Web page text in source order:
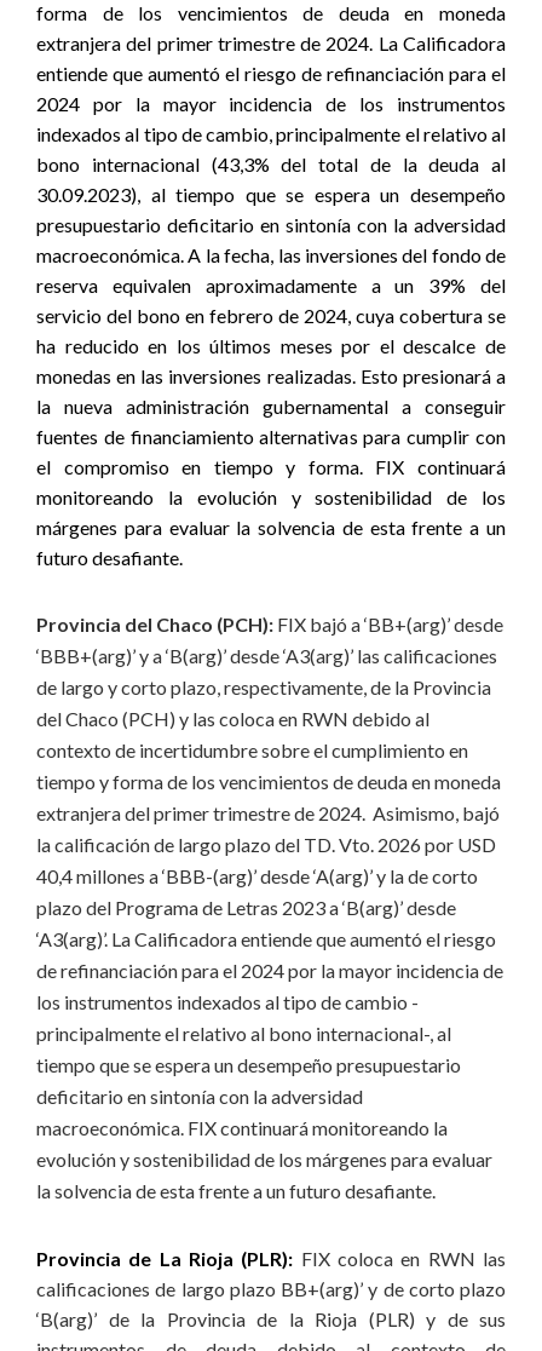
forma delos vencimientos de deuda en moneda
extranjera del primer trimestre de 2024. La Calificadora
entiende que aumentó el riesgo de refinanciación para el
2024 por la mayor incidencia de los instrumentos
indexados al tipo de cambio, principalmente el relativo al
bono internacional (43,3% del total de la deuda al
30.09.2023), al tiempo que se espera un desempeño
presupuestario deficitario en sintonía con la adversidad
macroeconómica. A la fecha, las inversiones del fondo de
reserva equivalen aproximadamente a un 39% del
servicio del bono en febrero de 2024, cuya cobertura se
ha reducido en los últimos meses por el descalce de
monedas en las inversiones realizadas. Esto presionará a
la nueva administración gubernamental a conseguir
fuentes de financiamiento alternativas para cumplir con
el compromiso en tiempo y forma. FIX continuará
monitoreando la evolución y sostenibilidad de los
márgenes para evaluar la solvencia de esta frente a un
futuro desafiante.
Provincia del Chaco (PCH): FIX bajó a ‘BB+(arg)’ desde
‘BBB+(arg)’ y a ‘B(arg)’ desde ‘A3(arg)’ las calificaciones
de largo y corto plazo, respectivamente, de la Provincia
del Chaco (PCH) y las coloca en RWN debido al
contexto de incertidumbre sobre el cumplimiento en
tiempo y forma de los vencimientos de deuda en moneda
extranjera del primer trimestre de 2024. Asimismo, bajó
la calificación de largo plazo del TD. Vto. 2026 por USD
40,4 millones a ‘BBB-(arg)’ desde ‘A(arg)’ y la de corto
plazo del Programa de Letras 2023 a ‘B(arg)’ desde
‘A3(arg)’. La Calificadora entiende que aumentó el riesgo
de refinanciación para el 2024 por la mayor incidencia de
los instrumentos indexados al tipo de cambio -
principalmente el relativo al bono internacional-, al
tiempo que se espera un desempeño presupuestario
deficitario en sintonía con la adversidad
macroeconómica. FIX continuará monitoreando la
evolución y sostenibilidad de los márgenes para evaluar
la solvencia de esta frente a un futuro desafiante.
Provincia de La Rioja (PLR): FIX coloca en RWN las
calificaciones de largo plazo BB+(arg)’ y de corto plazo
‘B(arg)’ de la Provincia de la Rioja (PLR) y de sus